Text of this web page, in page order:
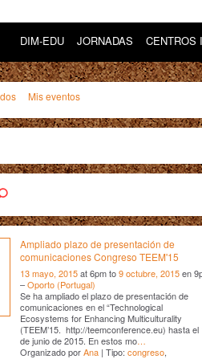
DIM-EDU JORNADAS CENTROS
Mis eventos
Ampliado plazo de presentación de
comunicaciones Congreso TEEM'15
13 mayo, 2015at 6pm to9 octubre, 2015en
–Oporto (Portugal)
Se ha ampliado el plazo de presentación de
comunicaciones en el “Technological
Ecosystems for Enhancing Multiculturality
(TEEM’15. http://teemconference.eu) hasta el
de junio de 2015. En estos mo …
Organizado porAna | Tipo: congreso,